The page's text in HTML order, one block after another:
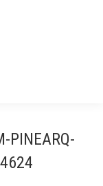
PINEARQ-